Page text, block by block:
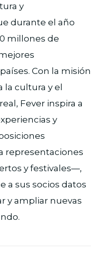
y
durante el año
millones de
Con la misión
la cultura y el
Fever inspira a
y
representaciones
y festivales—,
a sus socios datos
y ampliar nuevas